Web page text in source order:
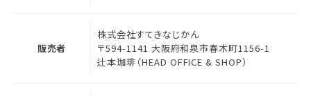
販売者
株式会社すてきなじかん
〒594-1141 大阪府和泉市春木町1156-1
辻本珈琲（HEAD OFFICE & SHOP）